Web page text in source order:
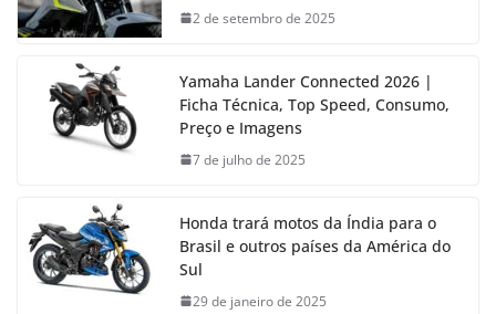
2 de setembro de 2025
Yamaha Lander Connected 2026 |
Ficha Técnica, Top Speed, Consumo,
Preço e Imagens
7 de julho de 2025
Honda trará motos da Índia para o
Brasil e outros países da América do
Sul
29 de janeiro de 2025